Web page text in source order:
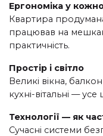
Ергономіка у
Квартира
працював на
практичність.
Простір і світло
Великі вікна,
кухні-вітальні —
Технології — як
Сучасні системи